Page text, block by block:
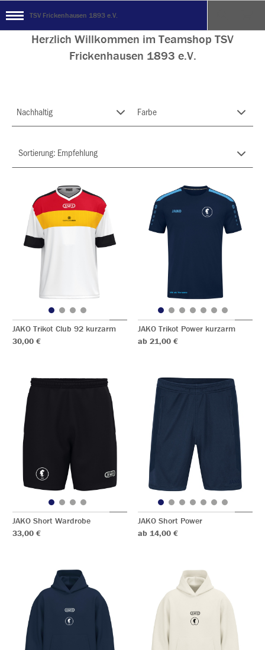
TSV Frickenhausen 1893 e.V.
Herzlich Willkommen im Teamshop TSV
Frickenhausen 1893 e.V.
Nachhaltig Farbe
JAKO Trikot Club 92 kurzarm
30,00 €
JAKO Trikot Power kurzarm
ab 21,00 €
JAKO Short Wardrobe
33,00 €
JAKO Short Power
ab 14,00 €